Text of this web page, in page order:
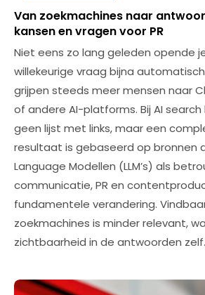
Van zoekmachines naar
kansen en vragen voor PR
Niet eens zo lang geleden opende
willekeurige vraag bijna
grijpen steeds meer mensen naar
of andere AI-platforms. Bij AI
geen lijst met links, maar een
resultaat is gebaseerd op bronnen
Language Modellen (LLM’s) als
communicatie, PR en
fundamentele verandering.
zoekmachines is minder relevant,
zichtbaarheid in de antwoorden zelf.